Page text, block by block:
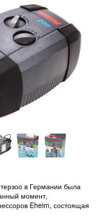
в Германии была
момент,
Eheim, состоящая